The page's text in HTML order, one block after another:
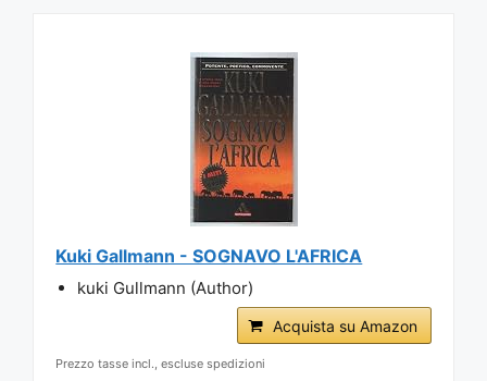
Kuki Gallmann - SOGNAVO L'AFRICA
kuki Gullmann (Author)
Acquista su Amazon
Prezzo tasse incl., escluse spedizioni